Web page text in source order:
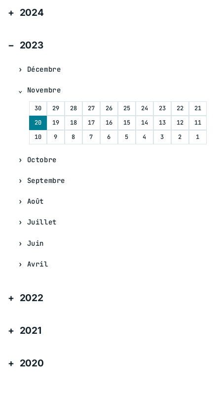
2024
2023
Décembre
Novembre
30 29 28 27 26 25 24 23 22
21
20
19 18 17 16 15 14 13 12
11
10
9 8 7 6 5 4 3 2 1
Octobre
Septembre
Août
Juillet
Juin
Avril
2022
2021
2020